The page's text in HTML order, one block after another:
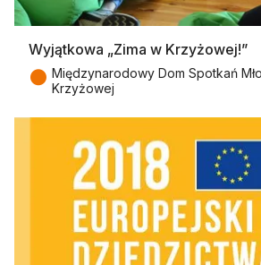
Wyjątkowa „Zima w Krzyżowej!”
● Międzynarodowy Dom Spotkań
Krzyżowej